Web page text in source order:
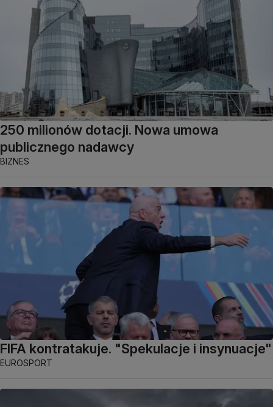
250 milionów dotacji. Nowa umowa
publicznego nadawcy
BIZNES
FIFA kontratakuje. "Spekulacje i insynuacje"
EUROSPORT